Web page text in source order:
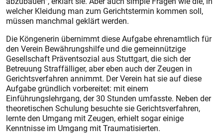
welcher Kleidung man zum Gerichtstermin kommen soll,
müssen manchmal geklärt werden.
Die Köngenerin übernimmt diese Aufgabe ehrenamtlich für
den Verein Bewährungshilfe und die gemeinnützige
Gesellschaft Präventsozial aus Stuttgart, die sich der
Betreuung Straffälliger, aber eben auch der Zeugen in
Gerichtsverfahren annimmt. Der Verein hat sie auf diese
Aufgabe gründlich vorbereitet: mit einem
Einführungslehrgang, der 30 Stunden umfasste. Neben der
theoretischen Schulung besuchte sie Gerichtsverfahren,
lernte den Umgang mit Zeugen, erhielt sogar einige
Kenntnisse im Umgang mit Traumatisierten.